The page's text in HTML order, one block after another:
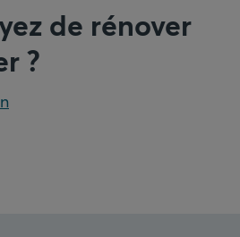
de rénover
?